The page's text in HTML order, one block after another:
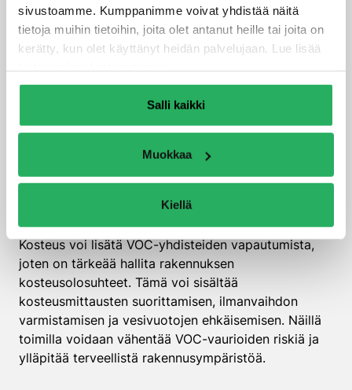
sivustoamme. Kumppanimme voivat yhdistää näitä
tietoja muihin tietoihin, joita olet antanut heille tai joita on
kerätty, kun olet käyttänyt heidän palvelujaan. Lue lisää
Salli kaikki
Muokkaa
Kiellä
Kuinka ehkäistä VOC-
vaurioita tulevaisuudessa?
VOC-vaurioiden ehkäiseminen vaatii strategisia
kosteudenhallinnan. Ensimmäinen askel on valita
vähäpäästöisiä ja ympäristöystävällisiä
rakennusmateriaaleja. Tarkka materiaalivalinta voi
Kosteus voi lisätä VOC-yhdisteiden vapautumista,
joten on tärkeää hallita rakennuksen
kosteusolosuhteet. Tämä voi sisältää
kosteusmittausten suorittamisen, ilmanvaihdon
varmistamisen ja vesivuotojen ehkäisemisen. Näillä
toimilla voidaan vähentää VOC-vaurioiden riskiä ja
ylläpitää terveellistä rakennusympäristöä.